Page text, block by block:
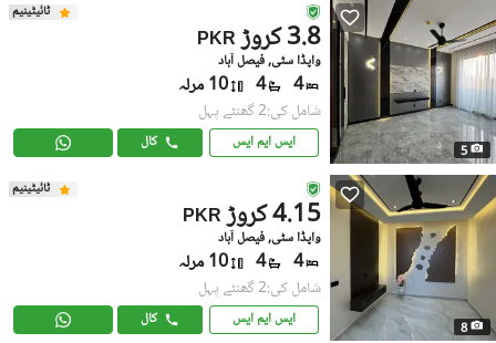
5
ٹائیٹینیم
PKR 3.8 کروڑ
واپڈا سٹی, فیصل آباد
4
4 10 مرلہ
شامل کی:2 گھنٹے پہل
ایس ایم ایس کال
8
ٹائیٹینیم
PKR 4.15 کروڑ
واپڈا سٹی, فیصل آباد
4
4 10 مرلہ
شامل کی:2 گھنٹے پہل
ایس ایم ایس کال